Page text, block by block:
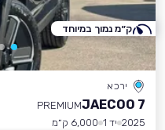
ירכא
JAECOO 7
PREMIUM
2025 יד 1
6,000 ק״מ
ק״מ נמוך במיוחד